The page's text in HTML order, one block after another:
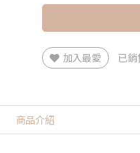
加入最愛 已銷
商品介紹